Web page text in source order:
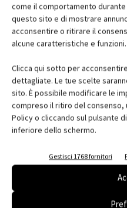
come il comportamento durante
questo sito e di mostrare
acconsentire o ritirare il
alcune caratteristiche e funzioni.
Clicca qui sotto per
dettagliate. Le tue scelte
sito. È possibile modificare le
compreso il ritiro del consenso,
Policy o cliccando sul pulsante
inferiore dello schermo.
Gestisci 1768 fornitori